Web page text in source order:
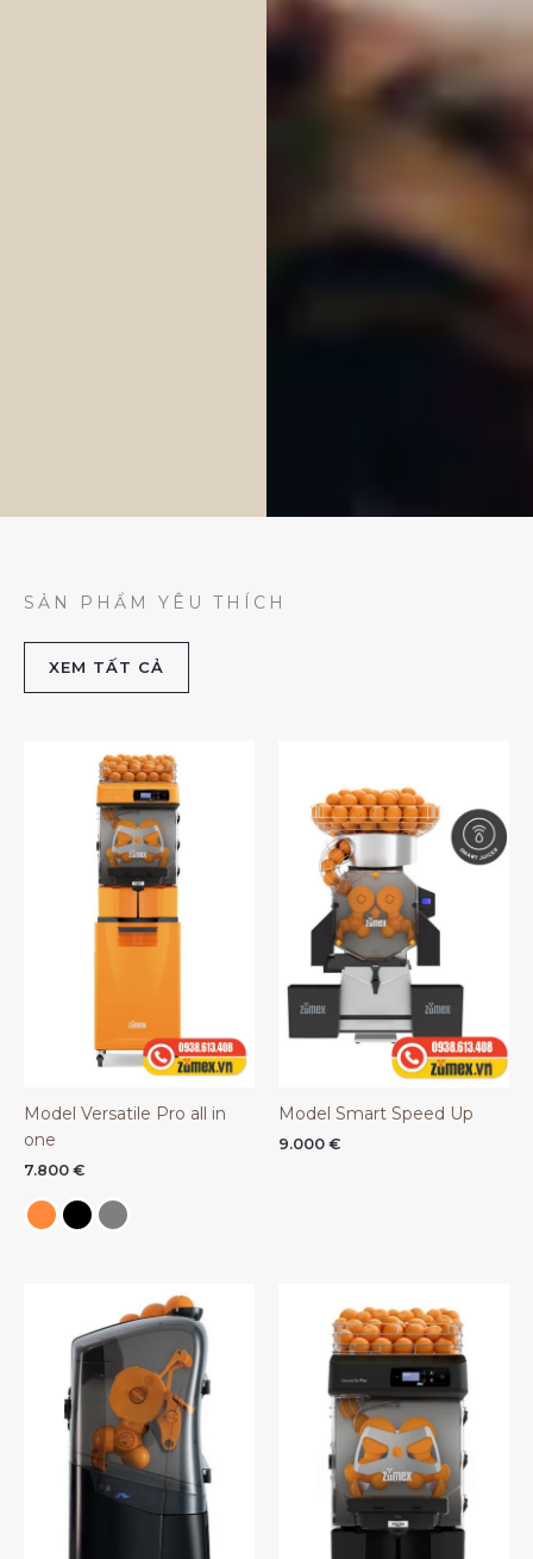
SẢN PHẨM YÊU THÍCH
XEM TẤT CẢ
Model Versatile Pro all in
one
7.800 €
Model Smart Speed Up
9.000 €